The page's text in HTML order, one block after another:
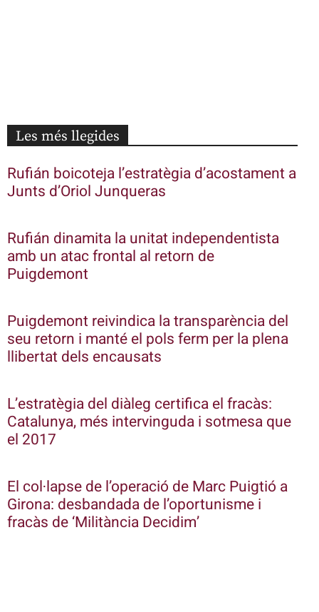
Les més llegides
Rufián boicoteja l’estratègia d’acostament a
Junts d’Oriol Junqueras
Rufián dinamita la unitat independentista
amb un atac frontal al retorn de
Puigdemont
Puigdemont reivindica la transparència del
seu retorn i manté el pols ferm per la plena
llibertat dels encausats
L’estratègia del diàleg certifica el fracàs:
Catalunya, més intervinguda i sotmesa que
el 2017
El col·lapse de l’operació de Marc Puigtió a
Girona: desbandada de l’oportunisme i
fracàs de ‘Militància Decidim’